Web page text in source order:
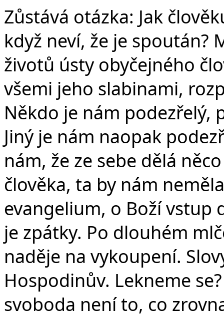
Zůstává otázka: Jak
když neví, že je spoután?
životů ústy obyčejného
všemi jeho slabinami,
Někdo je nám podezřelý,
Jiný je nám naopak
nám, že ze sebe dělá
člověka, ta by nám
evangelium, o Boží vstup
je zpátky. Po dlouhém
naděje na vykoupení.
Hospodinův. Lekneme
svoboda není to, co